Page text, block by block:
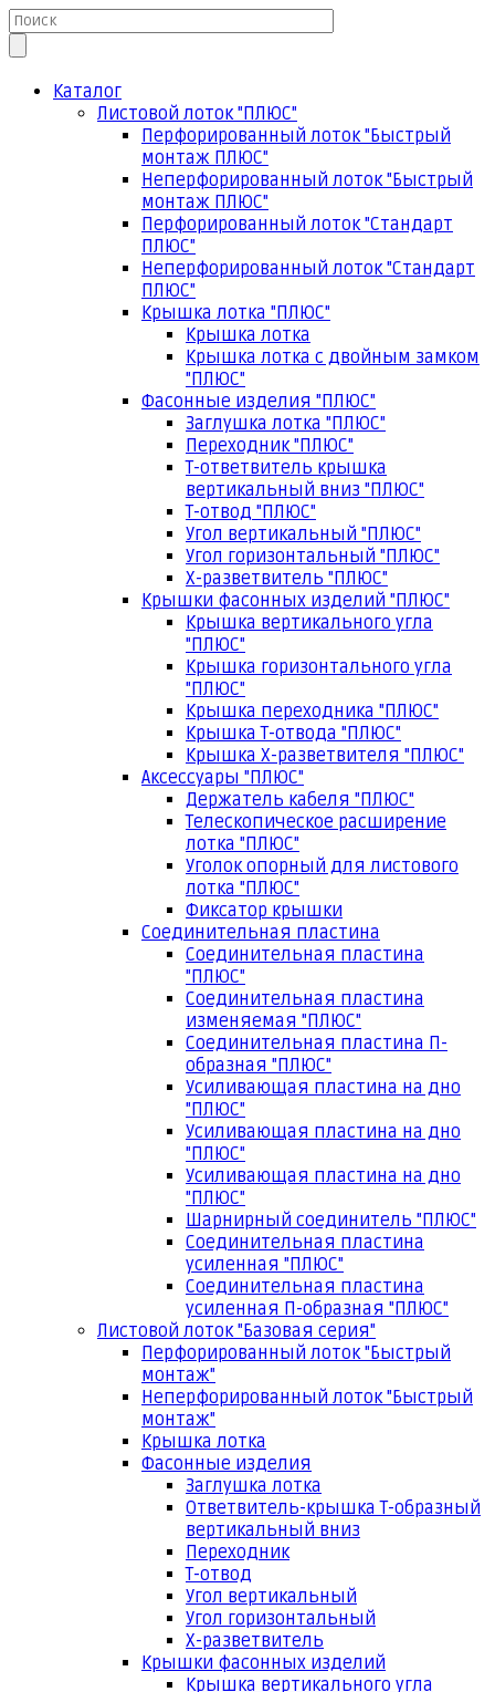
Каталог
Листовой лоток "ПЛЮС"
Перфорированный лоток "Быстрый
монтаж ПЛЮС"
Неперфорированный лоток "Быстрый
монтаж ПЛЮС"
Перфорированный лоток "Стандарт
ПЛЮС"
Неперфорированный лоток "Стандарт
ПЛЮС"
Крышка лотка "ПЛЮС"
Крышка лотка
Крышка лотка с двойным замком
"ПЛЮС"
Фасонные изделия "ПЛЮС"
Заглушка лотка "ПЛЮС"
Переходник "ПЛЮС"
Т-ответвитель крышка
вертикальный вниз "ПЛЮС"
Т-отвод "ПЛЮС"
Угол вертикальный "ПЛЮС"
Угол горизонтальный "ПЛЮС"
Х-разветвитель "ПЛЮС"
Крышки фасонных изделий "ПЛЮС"
Крышка вертикального угла
"ПЛЮС"
Крышка горизонтального угла
"ПЛЮС"
Крышка переходника "ПЛЮС"
Крышка Т-отвода "ПЛЮС"
Крышка Х-разветвителя "ПЛЮС"
Аксессуары "ПЛЮС"
Держатель кабеля "ПЛЮС"
Телескопическое расширение
лотка "ПЛЮС"
Уголок опорный для листового
лотка "ПЛЮС"
Фиксатор крышки
Соединительная пластина
Соединительная пластина
"ПЛЮС"
Соединительная пластина
изменяемая "ПЛЮС"
Соединительная пластина П-
образная "ПЛЮС"
Усиливающая пластина на дно
"ПЛЮС"
Усиливающая пластина на дно
"ПЛЮС"
Усиливающая пластина на дно
"ПЛЮС"
Шарнирный соединитель "ПЛЮС"
Соединительная пластина
усиленная "ПЛЮС"
Соединительная пластина
усиленная П-образная "ПЛЮС"
Листовой лоток "Базовая серия"
Перфорированный лоток "Быстрый
монтаж"
Неперфорированный лоток "Быстрый
монтаж"
Крышка лотка
Фасонные изделия
Заглушка лотка
Ответвитель-крышка Т-образный
вертикальный вниз
Переходник
Т-отвод
Угол вертикальный
Угол горизонтальный
Х-разветвитель
Крышки фасонных изделий
Крышка вертикального угла